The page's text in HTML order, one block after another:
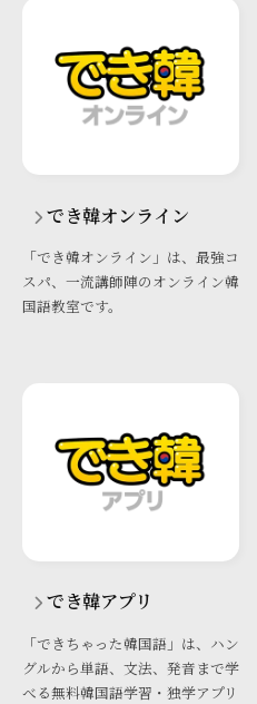
でき韓オンライン
「でき韓オンライン」は、最強コ
スパ、一流講師陣のオンライン韓
国語教室です。
でき韓アプリ
「できちゃった韓国語」は、ハン
グルから単語、文法、発音まで学
べる無料韓国語学習・独学アプリ